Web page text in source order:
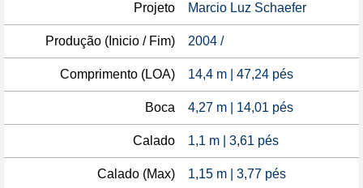
Projeto Marcio Luz Schaefer
Produção (Inicio / Fim) 2004 /
Comprimento (LOA) 14,4 m | 47,24 pés
Boca 4,27 m | 14,01 pés
Calado 1,1 m | 3,61 pés
Calado (Max) 1,15 m | 3,77 pés